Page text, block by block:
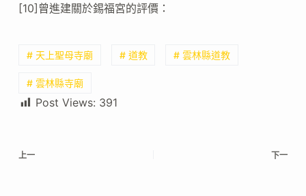
[10]曾進建關於錫福宮的評價：
# 天上聖母寺廟 # 道教 # 雲林縣道教
# 雲林縣寺廟
Post Views: 391
上一 下一